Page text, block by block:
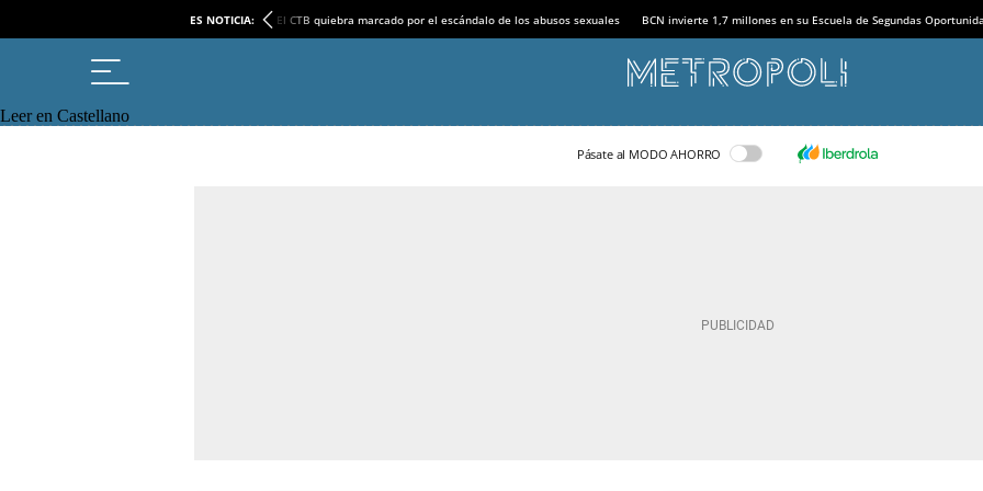
ES NOTICIA: El CTB quiebra marcado por el escándalo de los abusos sexuales BCN invierte 1,7 millones en su Escuela de Segundas
Leer en Castellano
Pásate al MODO AHORRO